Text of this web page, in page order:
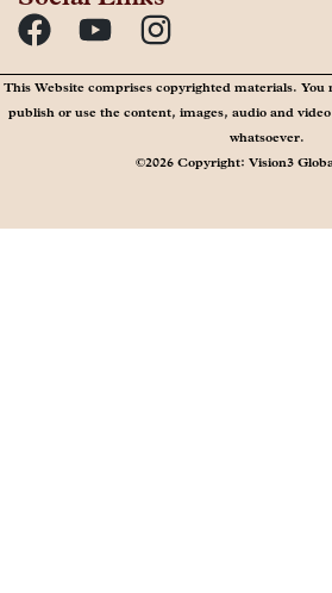
This Website comprises copyrighted materials.
publish or use the content, images, audio and
whatsoever.
©2026 Copyright: Vision3